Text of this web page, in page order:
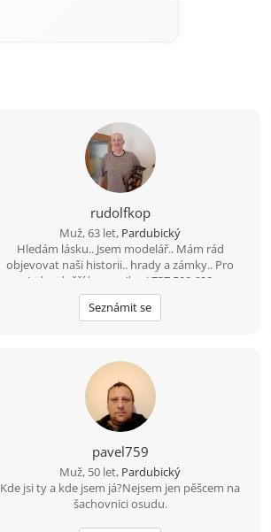
rudolfkop
Muž, 63 let, Pardubický
Hledám lásku.. Jsem modelář.. Mám rád
objevovat naši historii.. hrady a zámky.. Pro
jednodušší komunikaci 737 580 628
Seznámit se
pavel759
Muž, 50 let, Pardubický
Kde jsi ty a kde jsem já?Nejsem jen pěšcem na
šachovnici osudu.